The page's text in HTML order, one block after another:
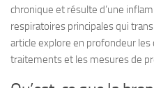
chronique et résulte d’une
respiratoires principales qui
article explore en profondeur
traitements et les mesures de